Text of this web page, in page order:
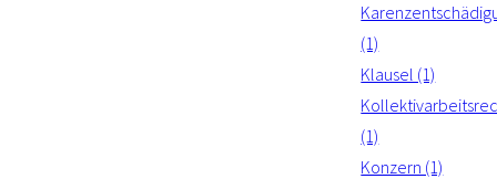
(1)
Klausel (1)
(1)
Konzern (1)